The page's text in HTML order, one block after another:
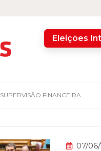
Eleições
SUPERVISÃO FINANCEIRA
07/